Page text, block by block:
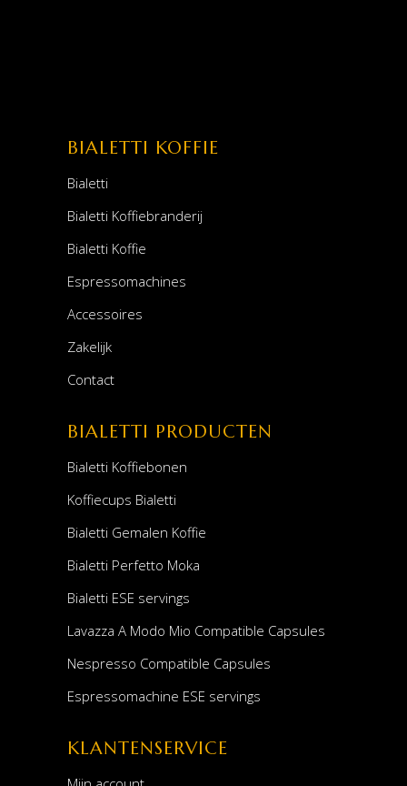
BIALETTI KOFFIE
Bialetti
Bialetti Koffiebranderij
Bialetti Koffie
Espressomachines
Accessoires
Zakelijk
Contact
BIALETTI PRODUCTEN
Bialetti Koffiebonen
Koffiecups Bialetti
Bialetti Gemalen Koffie
Bialetti Perfetto Moka
Bialetti ESE servings
Lavazza A Modo Mio Compatible Capsules
Nespresso Compatible Capsules
Espressomachine ESE servings
KLANTENSERVICE